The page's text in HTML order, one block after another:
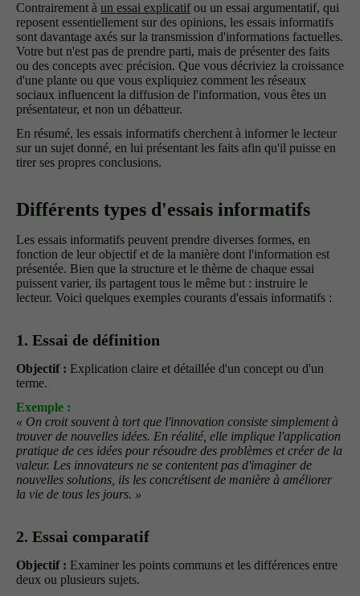
Contrairement à un essai explicatifou un essai argumentatif, qui
reposent essentiellement sur des opinions, les essais informatifs
sont davantage axés sur la transmission d'informations factuelles.
Votre but n'est pas de prendre parti, mais de présenter des faits
ou des concepts avec précision. Que vous décriviez la croissance
d'une plante ou que vous expliquiez comment les réseaux
sociaux influencent la diffusion de l'information, vous êtes un
présentateur, et non un débatteur.
En résumé, les essais informatifs cherchent à informer le lecteur
sur un sujet donné, en lui présentant les faits afin qu'il puisse en
tirer ses propres conclusions.
Différents types d'essais informatifs
Les essais informatifs peuvent prendre diverses formes, en
fonction de leur objectif et de la manière dont l'information est
présentée. Bien que la structure et le thème de chaque essai
puissent varier, ils partagent tous le même but : instruire le
lecteur. Voici quelques exemples courants d'essais informatifs :
1. Essai de définition
Objectif : Explication claire et détaillée d'un concept ou d'un
terme.
Exemple :
« On croit souvent à tort que l'innovation consiste simplement à
trouver de nouvelles idées. En réalité, elle implique l'application
pratique de ces idées pour résoudre des problèmes et créer de la
valeur. Les innovateurs ne se contentent pas d'imaginer de
nouvelles solutions, ils les concrétisent de manière à améliorer
la vie de tous les jours. »
2. Essai comparatif
Objectif : Examiner les points communs et les différences entre
deux ou plusieurs sujets.